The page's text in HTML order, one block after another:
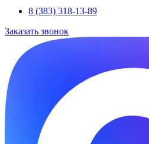
8 (383) 318-13-89
Заказать звонок